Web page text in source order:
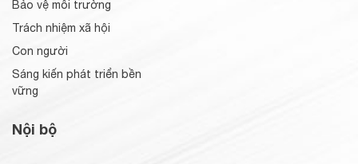
Bảo vệ môi trường
Trách nhiệm xã hội
Con người
Sáng kiến phát triển bền
vững
Nội bộ